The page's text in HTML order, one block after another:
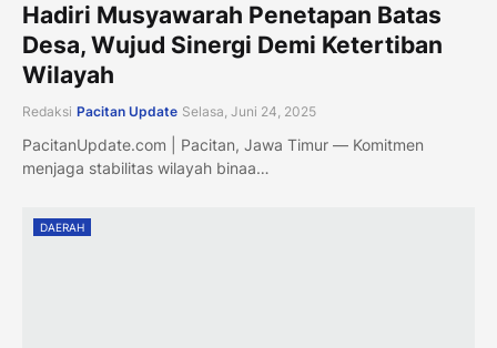
Hadiri Musyawarah Penetapan Batas
Desa, Wujud Sinergi Demi Ketertiban
Wilayah
Redaksi Pacitan Update Selasa, Juni 24, 2025
PacitanUpdate.com | Pacitan, Jawa Timur — Komitmen
menjaga stabilitas wilayah binaa…
DAERAH